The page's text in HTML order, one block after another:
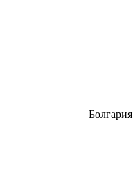
Болгария